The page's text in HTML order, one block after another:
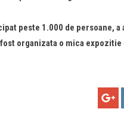
peste 1.000 de persoane,
organizata o mica